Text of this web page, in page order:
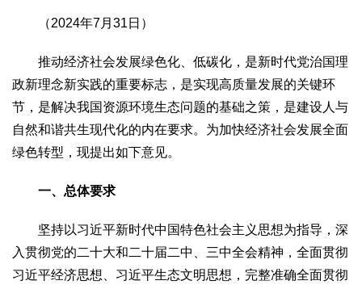
中华文化 核心价值 文化产业
社会
社会治理 社会保障 城乡发展 民生建设
工业
装备制造 智能制造 制造2025
科教
三农
智慧农业 智慧乡村 基层之声
（2024年7月31日）
推动经济社会发展绿色化、低碳化，是新时代党治国理
政新理念新实践的重要标志，是实现高质量发展的关键环
节，是解决我国资源环境生态问题的基础之策，是建设人与
自然和谐共生现代化的内在要求。为加快经济社会发展全面
绿色转型，现提出如下意见。
一、总体要求
坚持以习近平新时代中国特色社会主义思想为指导，深
入贯彻党的二十大和二十届二中、三中全会精神，全面贯彻
习近平经济思想、习近平生态文明思想，完整准确全面贯彻